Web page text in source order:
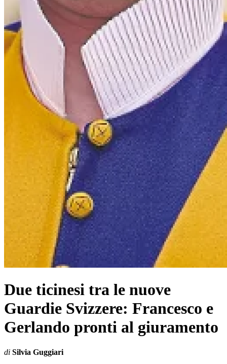
Due ticinesi tra le nuove
Guardie Svizzere: Francesco e
Gerlando pronti al giuramento
di Silvia Guggiari